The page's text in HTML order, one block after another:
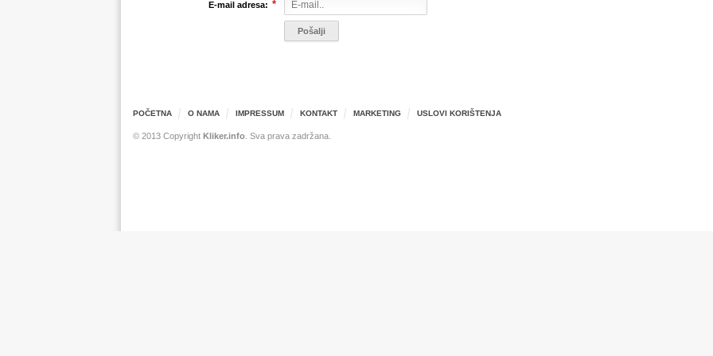
E-mail adresa: *
POČETNA O NAMA IMPRESSUM KONTAKT MARKETING USLOVI KORIŠTENJA
© 2013 Copyright Kliker.info . Sva prava zadržana.